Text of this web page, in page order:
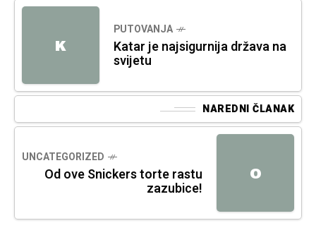
K
PUTOVANJA
Katar je najsigurnija država na
svijetu
NAREDNI ČLANAK
O
UNCATEGORIZED
Od ove Snickers torte rastu
zazubice!